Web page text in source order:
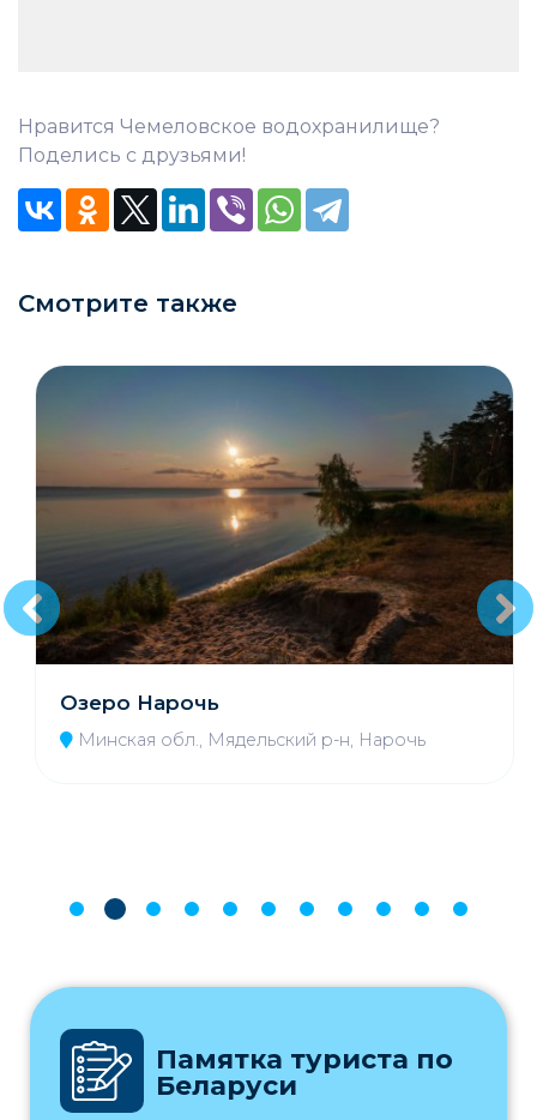
Нравится Чемеловское водохранилище?
Поделись с друзьями!
Смотрите также
Озеро Нарочь
Минская обл., Мядельский р-н, Нарочь
Памятка туриста по
Беларуси